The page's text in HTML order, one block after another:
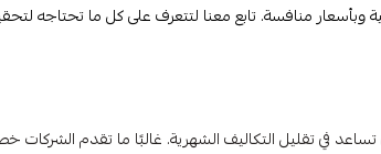
منافسة. تابع معنا لتتعرف على كل ما تحتاجه
في تقليل التكاليف الشهرية. غالبًا ما تقدم